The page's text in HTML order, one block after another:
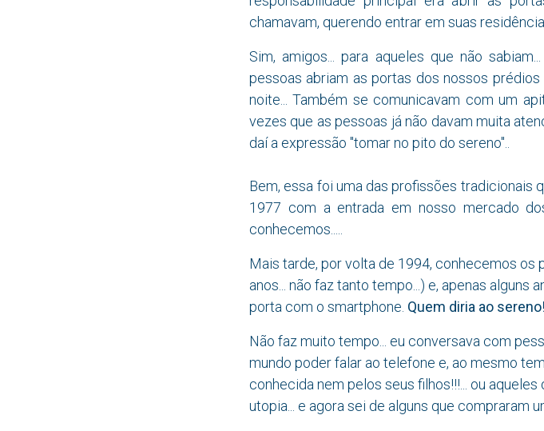
chamavam, querendo entrar em suas
Sim, amigos... para aqueles que não
pessoas abriam as portas dos nossos
noite... Também se comunicavam com um
vezes que as pessoas já não davam muita
daí a expressão "tomar no pito do sereno"..
Bem, essa foi uma das profissões tradicionais
1977 com a entrada em nosso mercado
conhecemos.....
Mais tarde, por volta de 1994, conhecemos os
anos... não faz tanto tempo...) e, apenas alguns
porta com o smartphone. Quem diria ao sereno!
Não faz muito tempo... eu conversava com
mundo poder falar ao telefone e, ao mesmo
conhecida nem pelos seus filhos!!!... ou
utopia... e agora sei de alguns que compraram